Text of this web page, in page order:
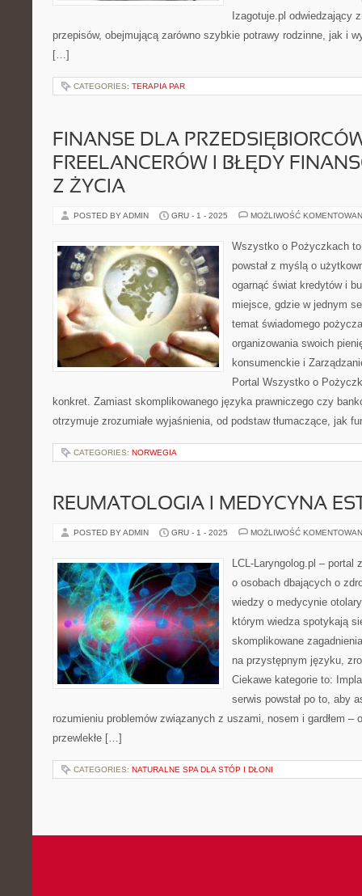
Izagotuje.pl odwiedzający
przepisów, obejmującą zarówno szybkie potrawy rodzinne, jak i
[…]
CATEGORIES: TERAPIA PAR
FINANSE DLA
FREELANCERÓW I BŁĘDY
Z ŻYCIA
POSTED BY ADMIN GRU - 1 - 2025 MOŻLIWOŚĆ
Wszystko o Pożyczkach
powstał z myślą o
ogarnąć świat kredytów i
miejsce, gdzie w jednym
temat świadomego
organizowania swoich
konsumenckie i
Portal Wszystko o
konkret. Zamiast skomplikowanego języka prawniczego czy
otrzymuje zrozumiałe wyjaśnienia, od podstaw tłumaczące, jak
CATEGORIES: NORWEGIA
REUMATOLOGIA I MEDYCYNA
POSTED BY ADMIN GRU - 1 - 2025 MOŻLIWOŚĆ
LCL-Laryngolog.pl – portal
o osobach dbających o
wiedzy o medycynie
którym wiedza spotykają
skomplikowane
na przystępnym języku,
Ciekawe kategorie to:
serwis powstał po to, aby
rozumieniu problemów związanych z uszami, nosem i gardłem –
przewlekłe […]
CATEGORIES: NATURALNE SPA DLA STÓP I DŁONI